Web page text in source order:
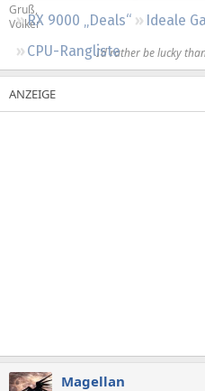
RX 9000 „Deals“
Ideale
CPU-Rangliste
Gruß,
Volker
I’d rather be lucky
Magellan